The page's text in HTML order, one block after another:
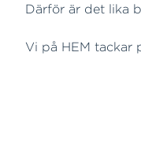
Därför är det lika
Vi på HEM tackar